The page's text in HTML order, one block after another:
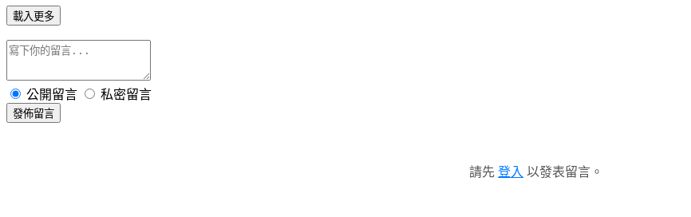
載入更多
公開留言 私密留言
發佈留言
請先 登入 以發表留言。